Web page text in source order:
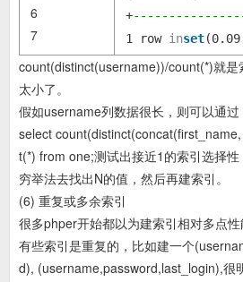
6
7
+
1 row inset
count(distinct(username))/count(*)就是
太小了。
假如username列数据很长，则可以通过
select
t(*) from one;测试出接近1的索引选择性
穷举法去找出N的值，然后再建索引。
(6) 重复或多余索引
很多phper开始都以为建索引相对多点
有些索引是重复的，比如建一个
d), (username,password,last_login),很